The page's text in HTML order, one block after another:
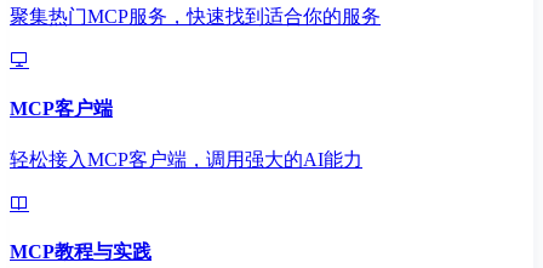
聚集热门MCP服务，快速找到适合你的服务
MCP客户端
轻松接入MCP客户端，调用强大的AI能力
MCP教程与实践